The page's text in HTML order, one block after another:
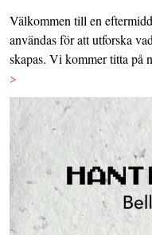
Välkommen till en
användas för att utforska
skapas. Vi kommer titta på
>